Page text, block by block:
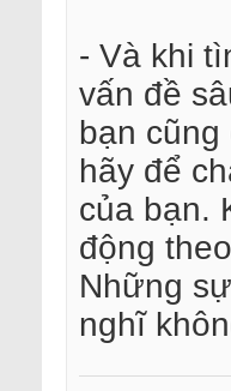
- Và khi
vấn đề
bạn
hãy để
của bạn.
động
Những
nghĩ